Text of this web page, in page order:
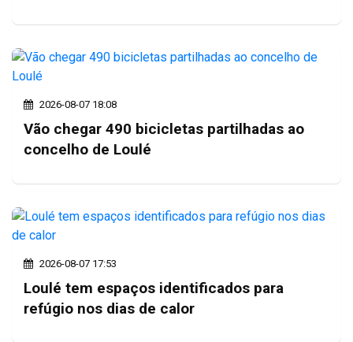
2026-08-07 18:08
Vão chegar 490 bicicletas partilhadas ao
concelho de Loulé
2026-08-07 17:53
Loulé tem espaços identificados para
refúgio nos dias de calor